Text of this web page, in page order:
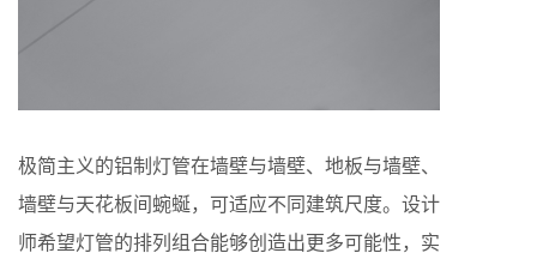
极简主义的铝制灯管在墙壁与墙壁、地板与墙壁、
墙壁与天花板间蜿蜒，可适应不同建筑尺度。设计
师希望灯管的排列组合能够创造出更多可能性，实